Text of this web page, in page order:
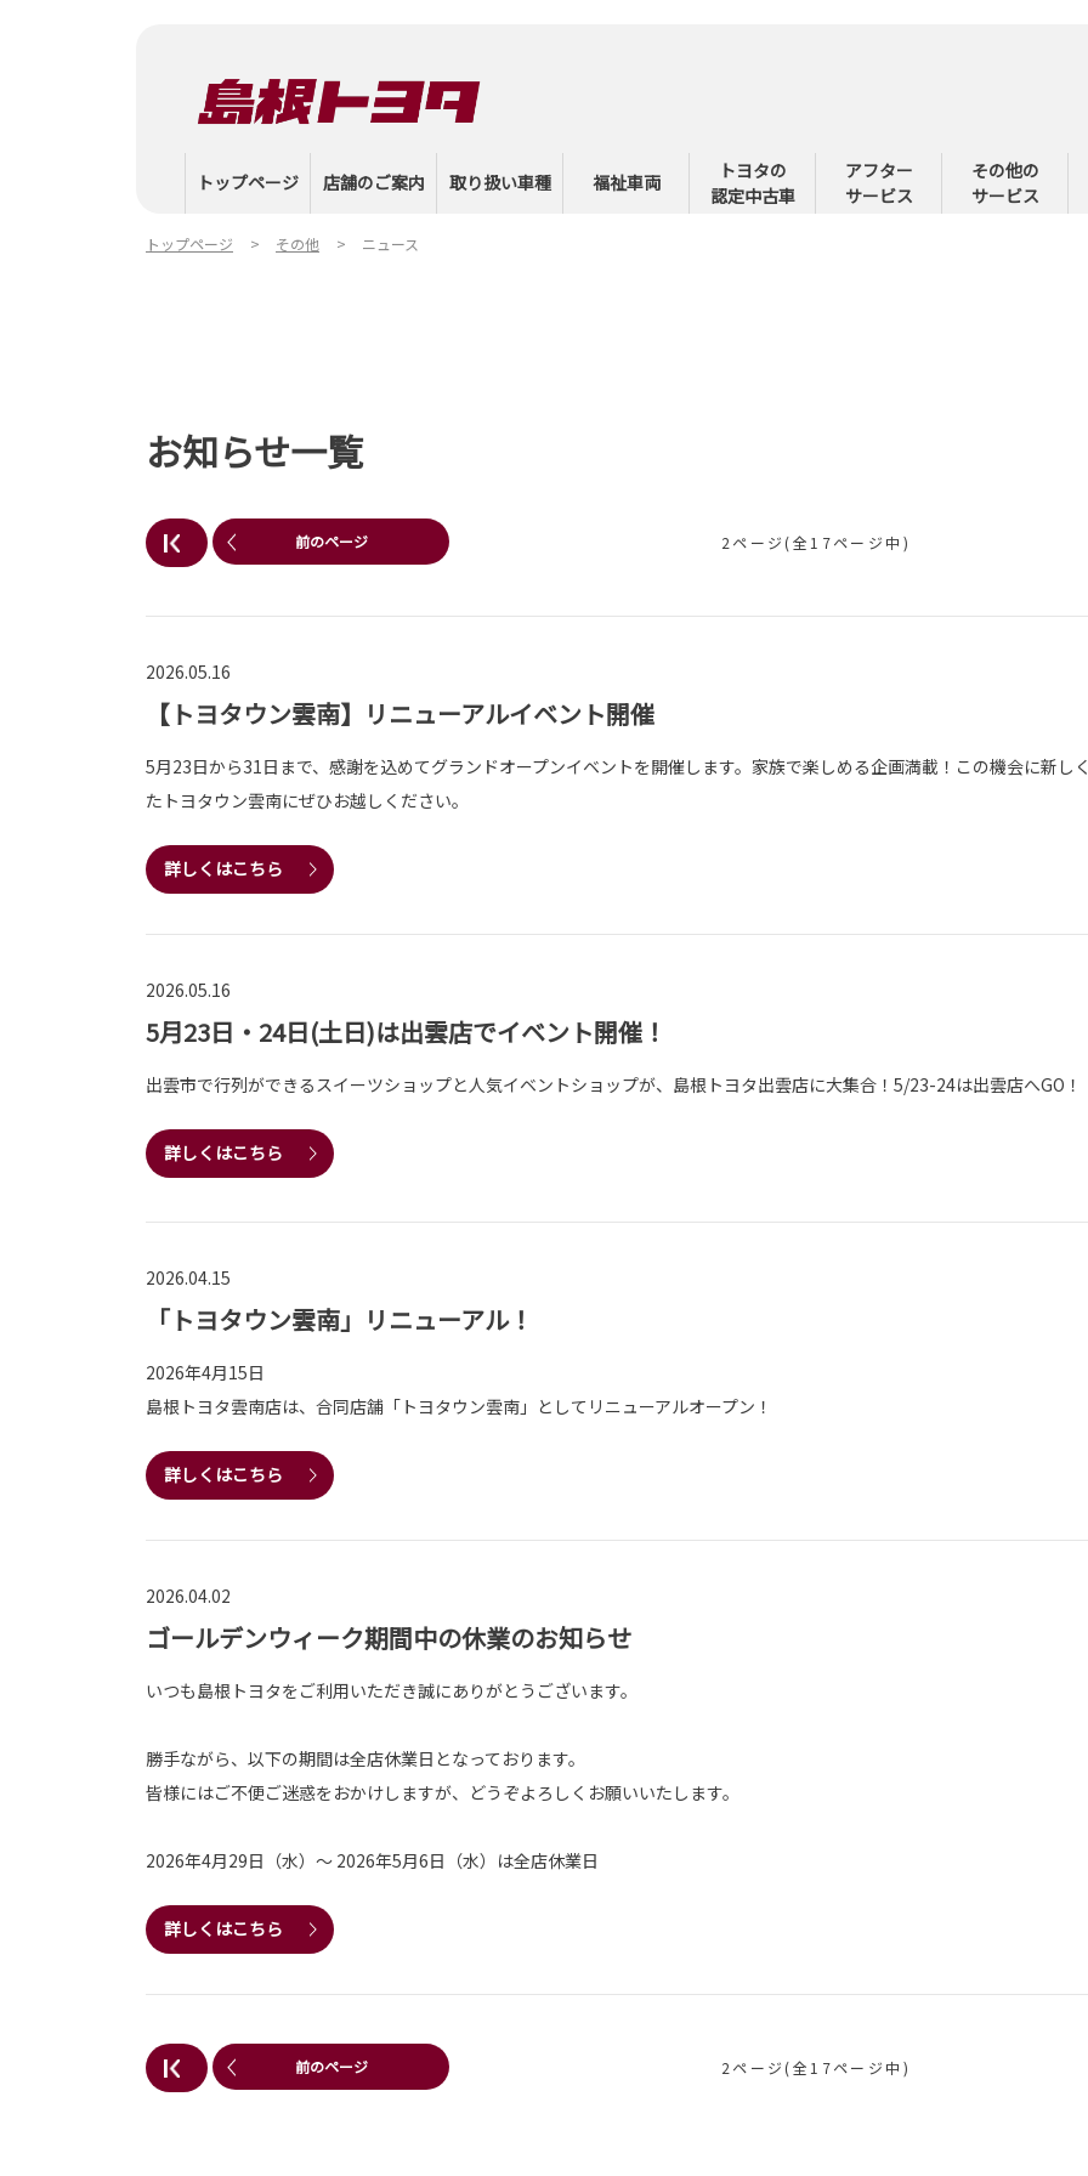
トップページ 店舗のご案内 取り扱い車種 福祉車両
トヨタの
認定中古車
アフター
サービス
その他の
サービス
トップページ その他 ニュース
お知らせ一覧
前のページ 2ページ(全17ページ中)
2026.05.16
【トヨタウン雲南】リニューアルイベント開催
5月23日から31日まで、感謝を込めてグランドオープンイベントを開催します。家族で楽しめる企画満載！この機会に新し
たトヨタウン雲南にぜひお越しください。
詳しくはこちら
2026.05.16
5月23日・24日(土日)は出雲店でイベント開催！
出雲市で行列ができるスイーツショップと人気イベントショップが、島根トヨタ出雲店に大集合！5/23-24は出雲店へGO！
詳しくはこちら
2026.04.15
「トヨタウン雲南」リニューアル！
2026年4月15日
島根トヨタ雲南店は、合同店舗「トヨタウン雲南」としてリニューアルオープン！
詳しくはこちら
2026.04.02
ゴールデンウィーク期間中の休業のお知らせ
いつも島根トヨタをご利用いただき誠にありがとうございます。
勝手ながら、以下の期間は全店休業日となっております。
皆様にはご不便ご迷惑をおかけしますが、どうぞよろしくお願いいたします。
2026年4月29日（水）～ 2026年5月6日（水）は全店休業日
詳しくはこちら
前のページ 2ページ(全17ページ中)